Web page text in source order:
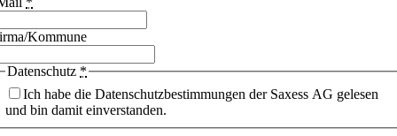
Kommune
Datenschutz *
Ich habe die Datenschutzbestimmungen der Saxess AG gelesen
und bin damit einverstanden.